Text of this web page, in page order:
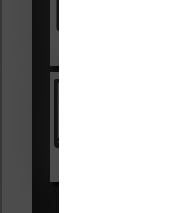
Vivlio